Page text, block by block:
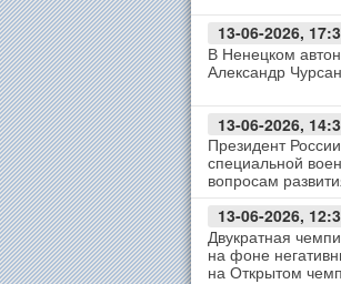
13-06-2026,
В Ненецком
Александр
13-06-2026,
Президент
специальной
вопросам
13-06-2026,
Двукратная
на фоне
на Открытом